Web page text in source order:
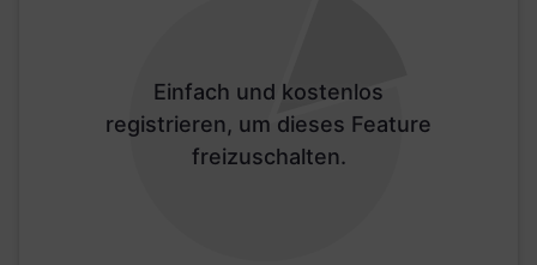
Einfach und kostenlos
registrieren, um dieses Feature
freizuschalten.